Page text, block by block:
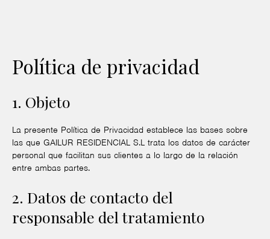
Política de privacidad
1. Objeto
La presente Política de Privacidad establece las bases sobre
las que GAILUR RESIDENCIAL S.L trata los datos de carácter
personal que facilitan sus clientes a lo largo de la relación
entre ambas partes.
2. Datos de contacto del
responsable del tratamiento